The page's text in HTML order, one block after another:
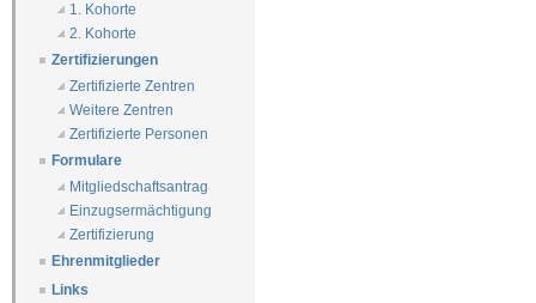
1. Kohorte
2. Kohorte
Zertifizierungen
Zertifizierte Zentren
Weitere Zentren
Zertifizierte Personen
Formulare
Mitgliedschaftsantrag
Einzugsermächtigung
Zertifizierung
Ehrenmitglieder
Links